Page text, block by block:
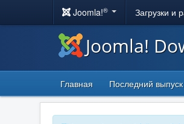
Joomla!® Загрузки и
Joomla!
Главная Последний выпуск